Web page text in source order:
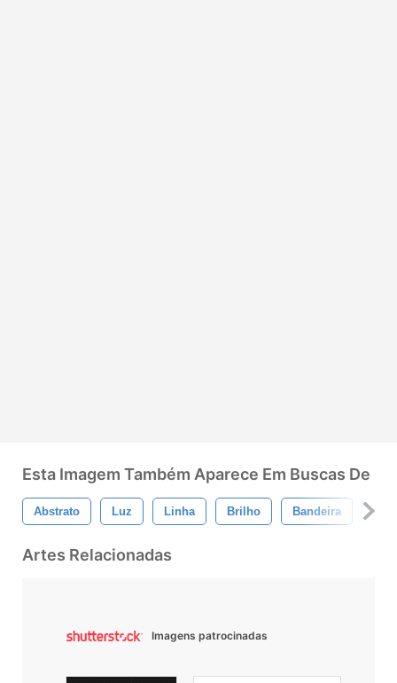
Esta Imagem Também Aparece Em Buscas De
Abstrato Luz Linha Brilho Bandeira
Artes Relacionadas
Imagens patrocinadas